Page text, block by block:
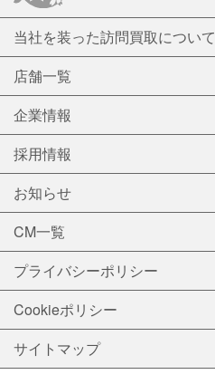
当社を装った訪問買取について
店舗一覧
企業情報
採用情報
お知らせ
CM一覧
プライバシーポリシー
Cookieポリシー
サイトマップ